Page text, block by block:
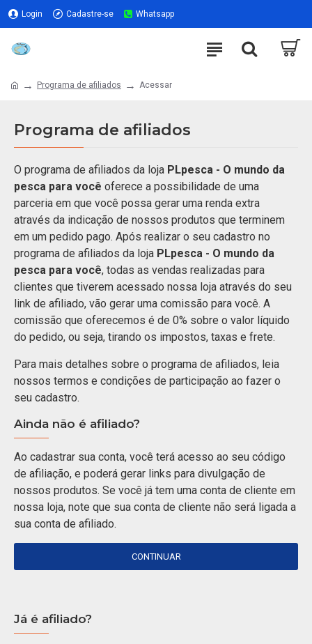
Login Cadastre-se Whatsapp
Programa de afiliados Acessar
Programa de afiliados
O programa de afiliados da loja PLpesca - O mundo da
pesca para você oferece a possibilidade de uma
parceria em que você possa gerar uma renda extra
através da indicação de nossos produtos que terminem
em um pedido pago. Após realizar o seu cadastro no
programa de afiliados da loja PLpesca - O mundo da
pesca para você, todas as vendas realizadas para
clientes que tiverem acessado nossa loja através do seu
link de afiliado, vão gerar uma comissão para você. A
comissão que oferecemos é de 0% sobre o valor líquido
do pedido, ou seja, tirando os impostos, taxas e frete.
Para mais detalhes sobre o programa de afiliados, leia
nossos termos e condições de participação ao fazer o
seu cadastro.
Ainda não é afiliado?
Ao cadastrar sua conta, você terá acesso ao seu código
de afiliação, e poderá gerar links para divulgação de
nossos produtos. Se você já tem uma conta de cliente em
nossa loja, note que sua conta de cliente não será ligada a
sua conta de afiliado.
CONTINUAR
Já é afiliado?